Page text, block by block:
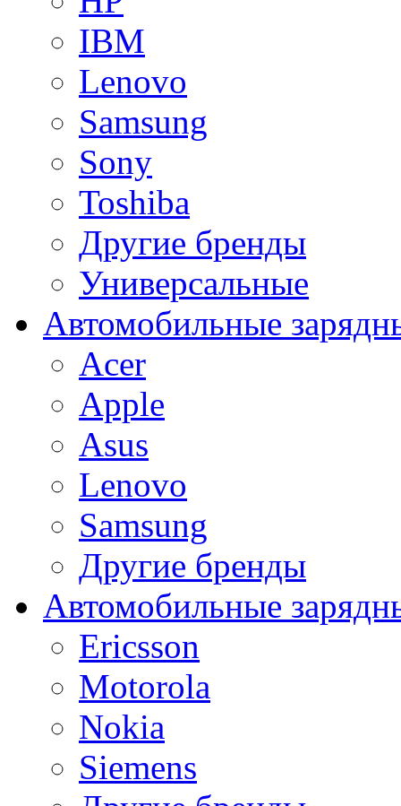
IBM
Lenovo
Samsung
Sony
Toshiba
Другие бренды
Универсальные
Автомобильные
Acer
Apple
Asus
Lenovo
Samsung
Другие бренды
Автомобильные
Ericsson
Motorola
Nokia
Siemens